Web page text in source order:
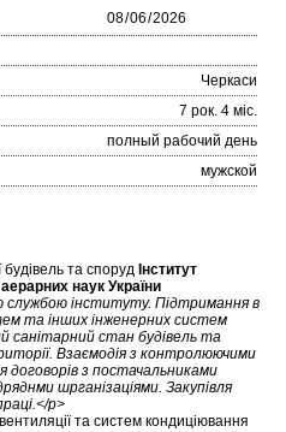
Черкаси
7 рок. 4 міc.
полный рабочий день
мужской
будівель та споруд Інститут
наук України
службою інституту. Підтримання в
та інших інженерних систем
стан будівель та
Взаємодія з контролюючими
договорів з постачальниками
шрганізаціями. Закупівля
p>
та систем кондиціювання